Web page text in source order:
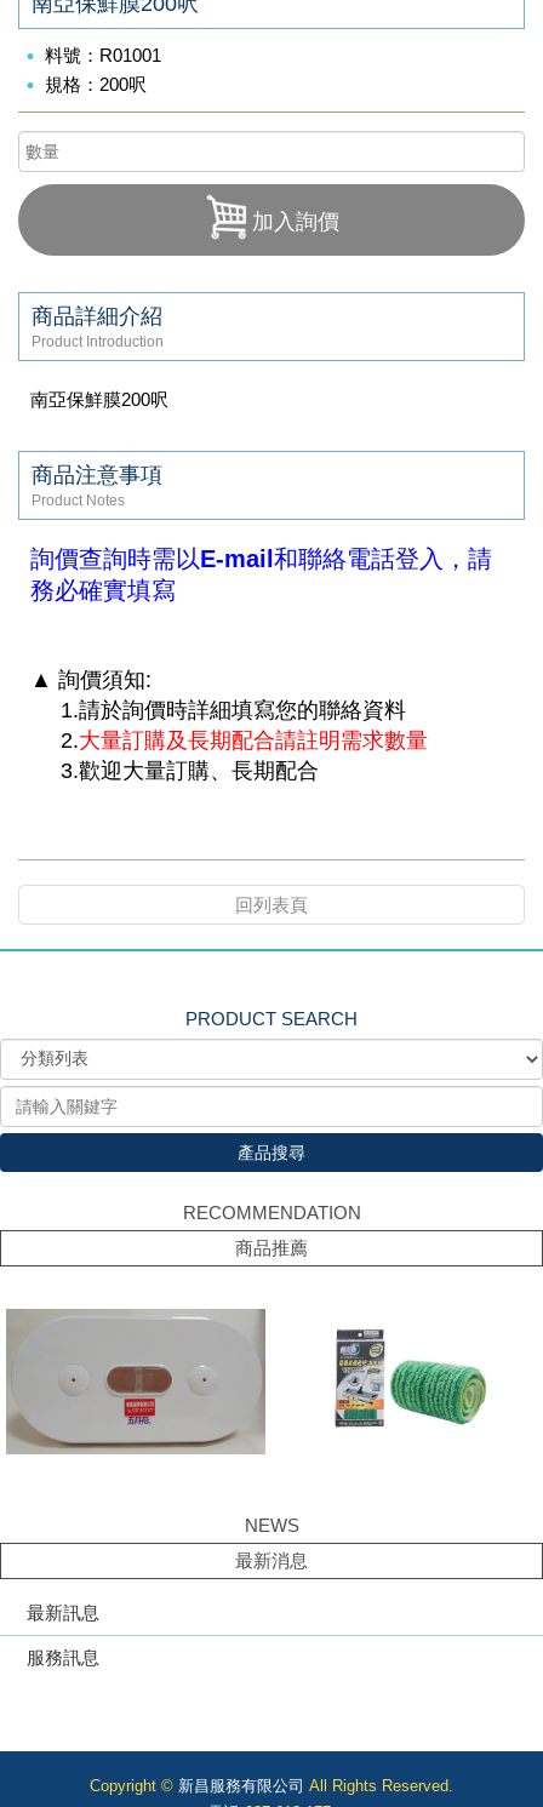
料號：R01001
規格：200呎
加入詢價
商品詳細介紹
Product Introduction
南亞保鮮膜200呎
商品注意事項
Product Notes
詢價查詢時需以E-mail和聯絡電話登入，請
務必確實填寫
▲ 詢價須知:
1.請於詢價時詳細填寫您的聯絡資料
2.大量訂購及長期配合請註明需求數量
3.歡迎大量訂購、長期配合
回列表頁
PRODUCT SEARCH
產品搜尋
RECOMMENDATION
商品推薦
NEWS
最新消息
最新訊息
服務訊息
Copyright © 新昌服務有限公司 All Rights Reserved.